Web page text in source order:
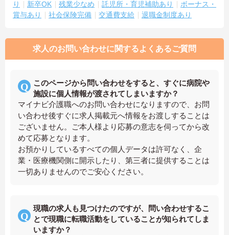
り
新卒OK 残業少なめ 託児所・育児補助あり
ボーナス・
賞与あり
社会保険完備 交通費支給 退職金制度あり
求人のお問い合わせに関するよくあるご質問
このページから問い合わせをすると、すぐに病院や
施設に個人情報が渡されてしまいますか？
マイナビ介護職へのお問い合わせになりますので、お問
い合わせ後すぐに求人掲載元へ情報をお渡しすることは
ございません。ご本人様より応募の意志を伺ってから改
めて応募となります。
お預かりしているすべての個人データは許可なく、企
業・医療機関側に開示したり、第三者に提供することは
一切ありませんのでご安心ください。
現職の求人も見つけたのですが、問い合わせするこ
とで現職に転職活動をしていることが知られてしま
いますか？